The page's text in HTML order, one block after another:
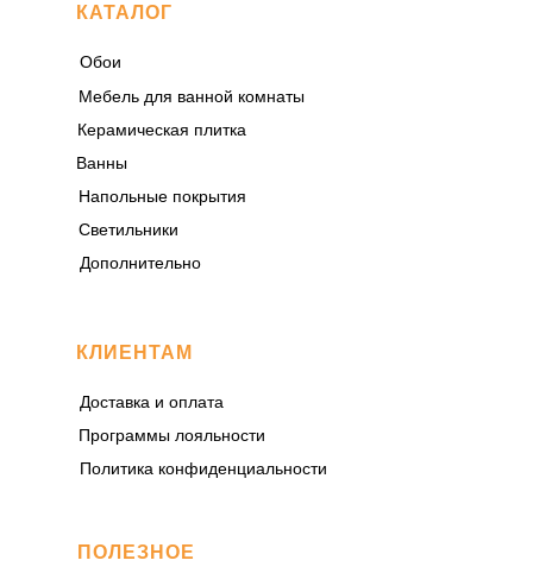
КАТАЛОГ
КЛИЕНТАМ
ПОЛЕЗНОЕ
Обои
Мебель для ванной комнаты
Доставка и оплата
Программы лояльности
Политика конфиденциальности
Напольные покрытия
Светильники
Дополнительно
Керамическая плитка
Ванны